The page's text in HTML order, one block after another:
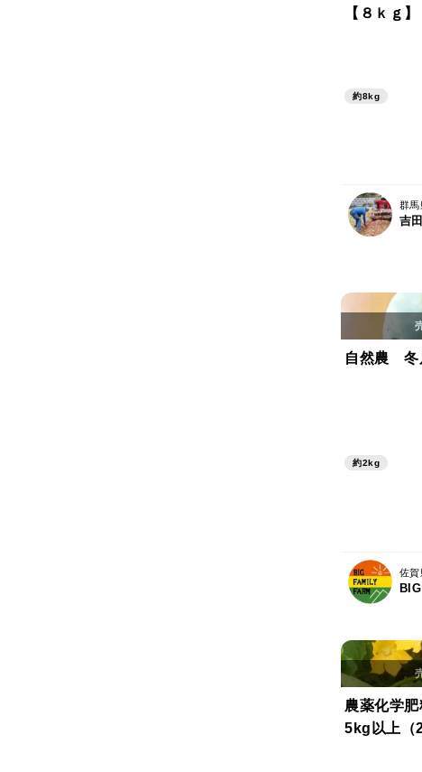
【８ｋｇ】
約8kg
群馬
吉
自然農
約2kg
佐賀
農薬化学
5kg以上（